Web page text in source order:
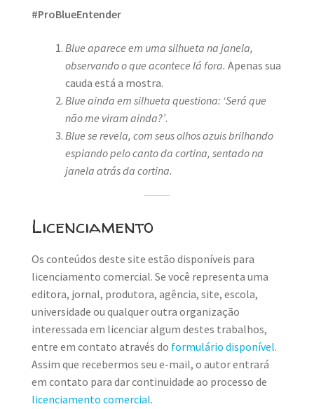
#ProBlueEntender
Blue aparece em uma silhueta na janela,
observando o que acontece lá fora. Apenas sua
cauda está a mostra.
Blue ainda em silhueta questiona: ‘Será que
não me viram ainda?’.
Blue se revela, com seus olhos azuis brilhando
espiando pelo canto da cortina, sentado na
janela atrás da cortina.
Licenciamento
Os conteúdos deste site estão disponíveis para
licenciamento comercial. Se você representa uma
editora, jornal, produtora, agência, site, escola,
universidade ou qualquer outra organização
interessada em licenciar algum destes trabalhos,
entre em contato através do formulário disponível.
Assim que recebermos seu e-mail, o autor entrará
em contato para dar continuidade ao processo de
licenciamento comercial.